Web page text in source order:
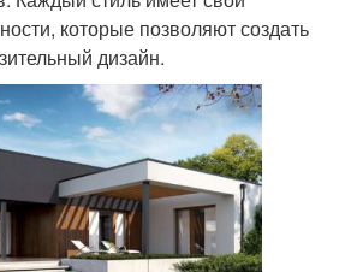
которые позволяют создать
дизайн.